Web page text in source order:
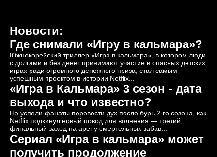
Новости:
Где снимали «Игру в кальмара»?
Южнокорейский триллер «Игра в кальмара», в котором люди
с долгами и без денег принимают участие в опасных детских
играх ради огромного денежного приза, стал самым
успешным проектом в истории Netflix...
«Игра в Кальмара» 3 сезон - дата
выхода и что известно?
Не успели фанаты перевести дух после бурь 2-го сезона, как
Netflix подкинул новый повод для волнения — третий,
финальный заход на арену смертельных забав...
Сериал «Игра в кальмара» может
получить продолжение